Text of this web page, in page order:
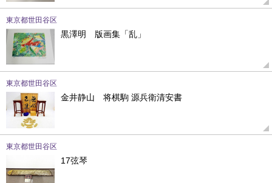
東京都世田谷区
黒澤明 版画集「乱」
東京都世田谷区
金井静山 将棋駒 源兵衛清安書
東京都世田谷区
17弦琴